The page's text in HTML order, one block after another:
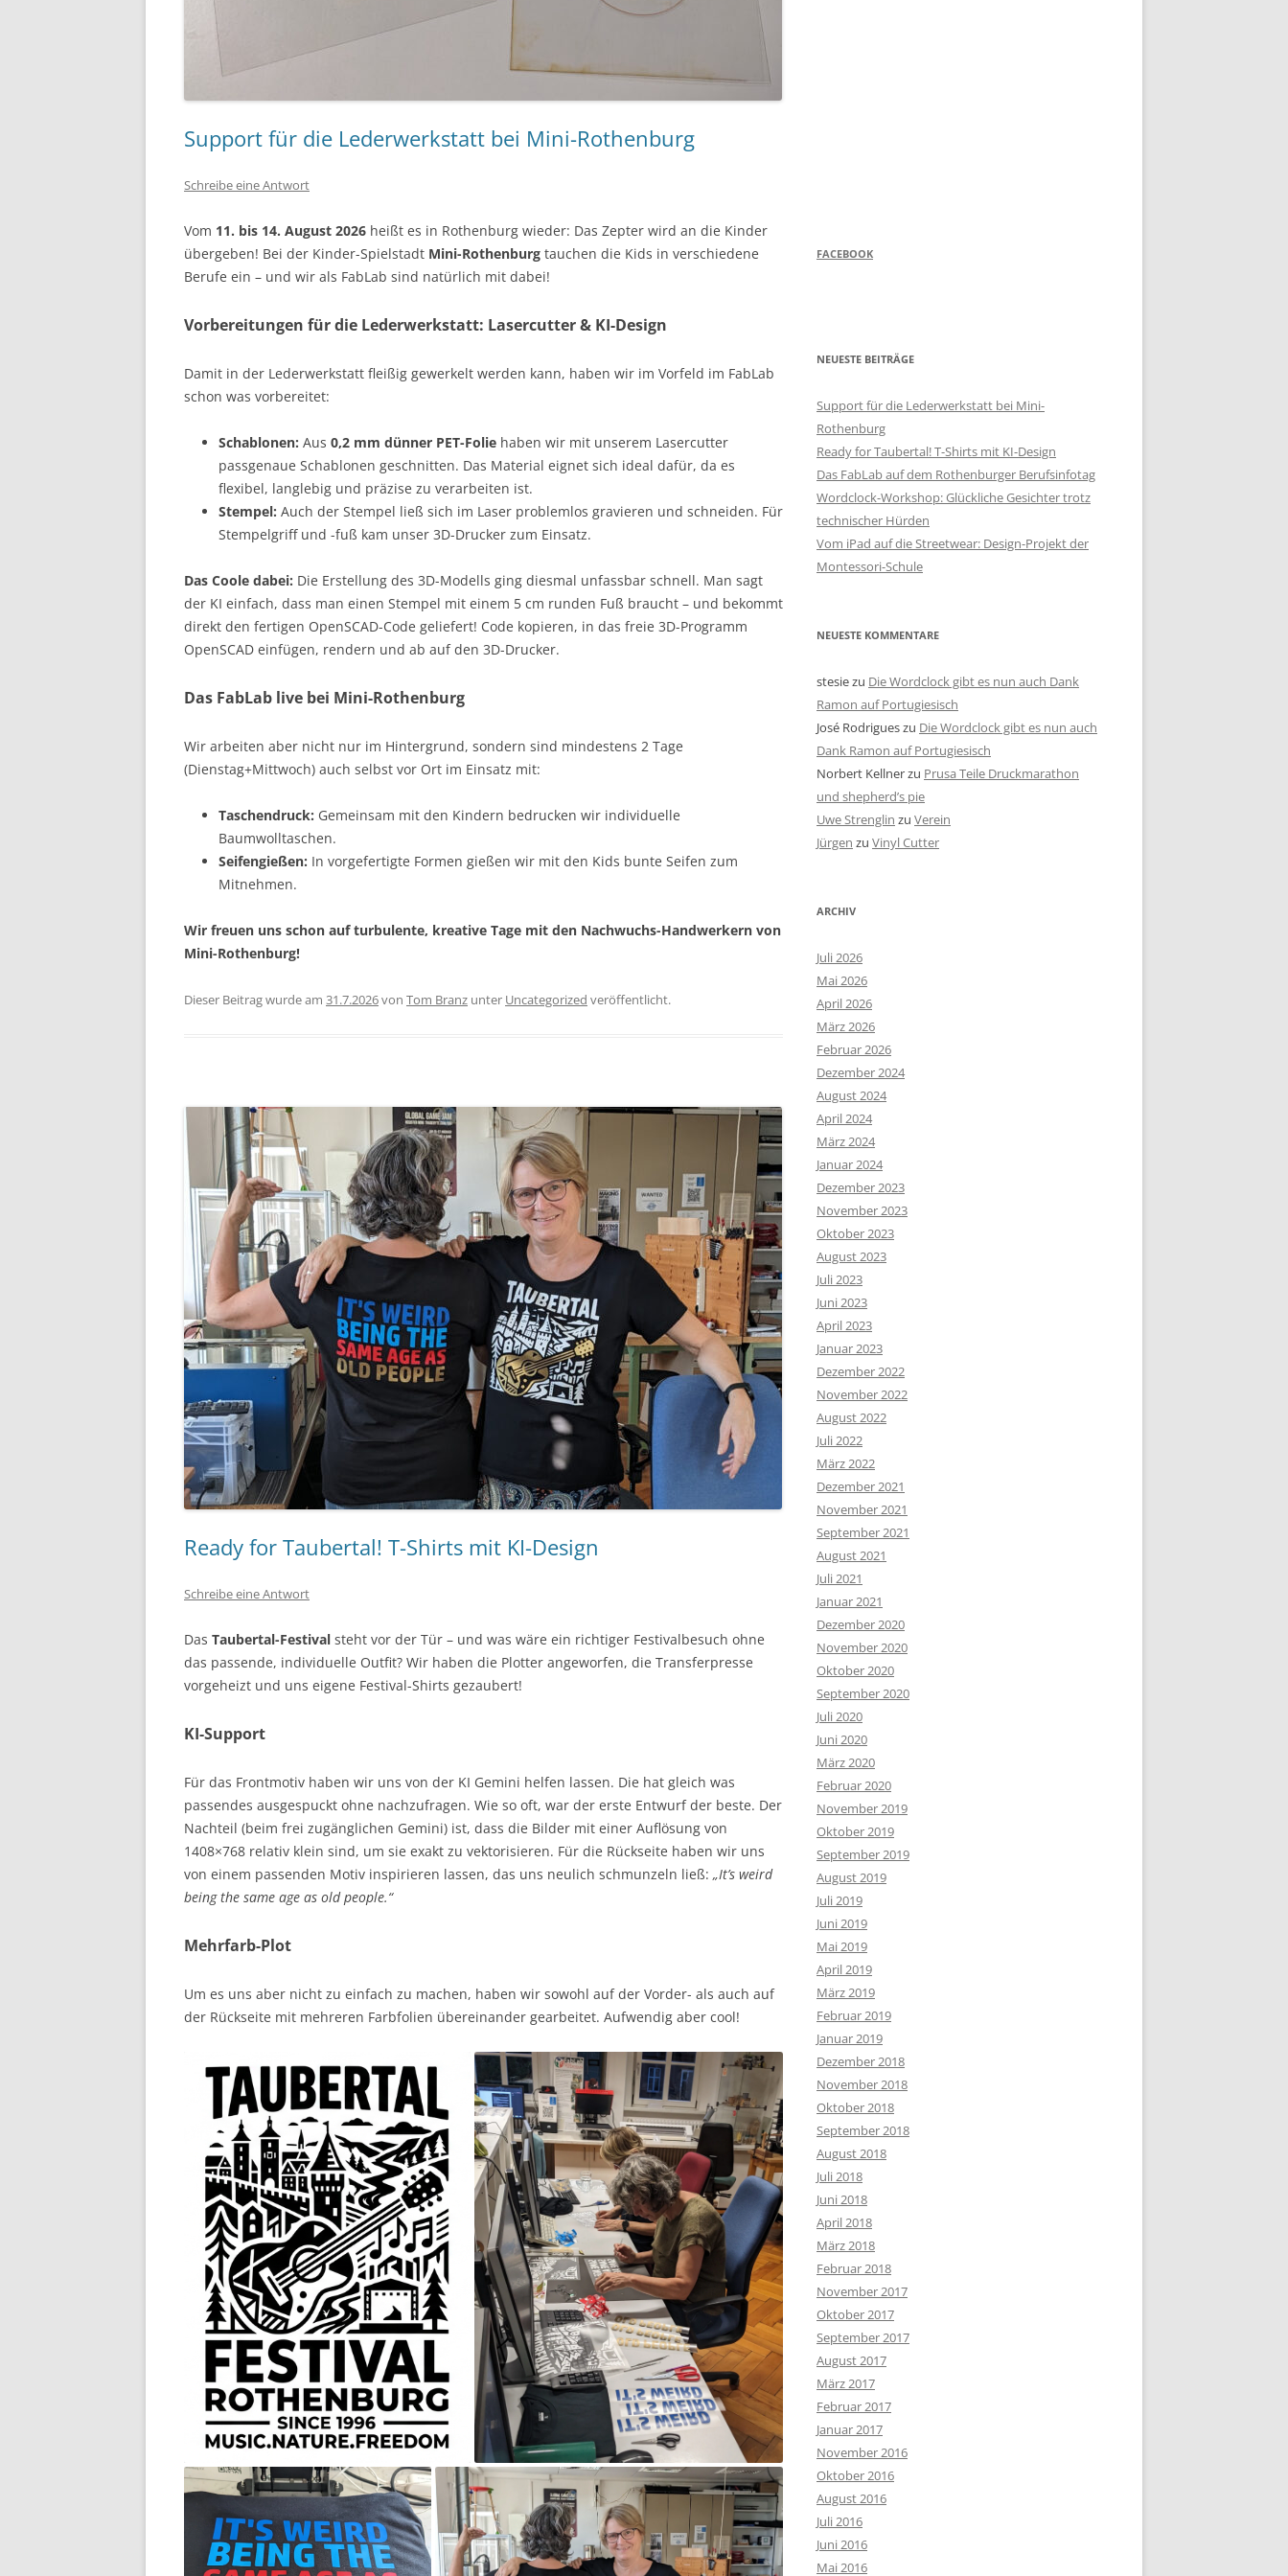
Support für die Lederwerkstatt bei Mini-Rothenburg
Schreibe eine Antwort
Vom 11. bis 14. August 2026 heißt es in Rothenburg wieder: Das Zepter wird an die Kinder
übergeben! Bei der Kinder-Spielstadt Mini-Rothenburg tauchen die Kids in verschiedene
Berufe ein – und wir als FabLab sind natürlich mit dabei!
Vorbereitungen für die Lederwerkstatt: Lasercutter & KI-Design
Damit in der Lederwerkstatt fleißig gewerkelt werden kann, haben wir im Vorfeld im FabLab
schon was vorbereitet:
Schablonen: Aus 0,2 mm dünner PET-Folie haben wir mit unserem Lasercutter
passgenaue Schablonen geschnitten. Das Material eignet sich ideal dafür, da es
flexibel, langlebig und präzise zu verarbeiten ist.
Stempel: Auch der Stempel ließ sich im Laser problemlos gravieren und schneiden. Für
Stempelgriff und -fuß kam unser 3D-Drucker zum Einsatz.
Das Coole dabei: Die Erstellung des 3D-Modells ging diesmal unfassbar schnell. Man sagt
der KI einfach, dass man einen Stempel mit einem 5 cm runden Fuß braucht – und bekommt
direkt den fertigen OpenSCAD-Code geliefert! Code kopieren, in das freie 3D-Programm
OpenSCAD einfügen, rendern und ab auf den 3D-Drucker.
Das FabLab live bei Mini-Rothenburg
Wir arbeiten aber nicht nur im Hintergrund, sondern sind mindestens 2 Tage
(Dienstag+Mittwoch) auch selbst vor Ort im Einsatz mit:
Taschendruck: Gemeinsam mit den Kindern bedrucken wir individuelle
Baumwolltaschen.
Seifengießen: In vorgefertigte Formen gießen wir mit den Kids bunte Seifen zum
Mitnehmen.
Wir freuen uns schon auf turbulente, kreative Tage mit den Nachwuchs-Handwerkern von
Mini-Rothenburg!
Dieser Beitrag wurde am 31.7.2026von Tom Branz unter Uncategorized veröffentlicht.
Ready for Taubertal! T-Shirts mit KI-Design
Schreibe eine Antwort
Das Taubertal-Festival steht vor der Tür – und was wäre ein richtiger Festivalbesuch ohne
das passende, individuelle Outfit? Wir haben die Plotter angeworfen, die Transferpresse
vorgeheizt und uns eigene Festival-Shirts gezaubert!
KI-Support
Für das Frontmotiv haben wir uns von der KI Gemini helfen lassen. Die hat gleich was
passendes ausgespuckt ohne nachzufragen. Wie so oft, war der erste Entwurf der beste. Der
Nachteil (beim frei zugänglichen Gemini) ist, dass die Bilder mit einer Auflösung von
1408×768 relativ klein sind, um sie exakt zu vektorisieren. Für die Rückseite haben wir uns
von einem passenden Motiv inspirieren lassen, das uns neulich schmunzeln ließ: „It’s weird
being the same age as old people.“
Mehrfarb-Plot
Um es uns aber nicht zu einfach zu machen, haben wir sowohl auf der Vorder- als auch auf
der Rückseite mit mehreren Farbfolien übereinander gearbeitet. Aufwendig aber cool!
FACEBOOK
NEUESTE BEITRÄGE
Support für die Lederwerkstatt bei Mini-
Rothenburg
Ready for Taubertal! T-Shirts mit KI-Design
Das FabLab auf dem Rothenburger Berufsinfotag
Wordclock-Workshop: Glückliche Gesichter trotz
technischer Hürden
Vom iPad auf die Streetwear: Design-Projekt der
Montessori-Schule
NEUESTE KOMMENTARE
stesiezu Die Wordclock gibt es nun auch Dank
Ramon auf Portugiesisch
José Rodrigueszu Die Wordclock gibt es nun auch
Dank Ramon auf Portugiesisch
Norbert Kellnerzu Prusa Teile Druckmarathon
und shepherd’s pie
Uwe Strenglin zu Verein
Jürgen zu Vinyl Cutter
ARCHIV
Juli 2026
Mai 2026
April 2026
März 2026
Februar 2026
Dezember 2024
August 2024
April 2024
März 2024
Januar 2024
Dezember 2023
November 2023
Oktober 2023
August 2023
Juli 2023
Juni 2023
April 2023
Januar 2023
Dezember 2022
November 2022
August 2022
Juli 2022
März 2022
Dezember 2021
November 2021
September 2021
August 2021
Juli 2021
Januar 2021
Dezember 2020
November 2020
Oktober 2020
September 2020
Juli 2020
Juni 2020
März 2020
Februar 2020
November 2019
Oktober 2019
September 2019
August 2019
Juli 2019
Juni 2019
Mai 2019
April 2019
März 2019
Februar 2019
Januar 2019
Dezember 2018
November 2018
Oktober 2018
September 2018
August 2018
Juli 2018
Juni 2018
April 2018
März 2018
Februar 2018
November 2017
Oktober 2017
September 2017
August 2017
März 2017
Februar 2017
Januar 2017
November 2016
Oktober 2016
August 2016
Juli 2016
Juni 2016
Mai 2016